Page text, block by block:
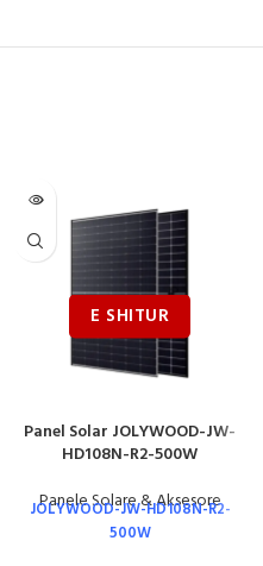
Panel Solar JOLYWOOD-JW-
HD108N-R2-500W
Panele Solare & Aksesore
JOLYWOOD-JW-HD108N-R2-
500W